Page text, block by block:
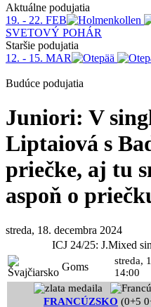
Aktuálne podujatia
19. - 22. FEB
SVETOVÝ POHÁR
Staršie podujatia
12. - 15. MAR
Budúce podujatia
Juniori: V
Liptaiová s
priečke, aj tu
aspoň o
streda, 18. decembra 2024
ICJ 24/25: J.Mixed
Goms
streda,
14:00
FRANCÚZSKO (0+5